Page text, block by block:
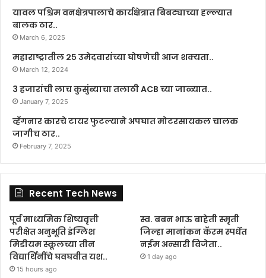
यावल पश्चिम वनक्षेत्रपालाचे कार्यक्षेत्रात बिबट्याच्या हल्ल्यात
बालक ठार..
March 6, 2025
महाराष्ट्रातील २५ उमेदवारांच्या घोषणेची आज शक्यता..
March 12, 2024
3 हजारांची लाच कुसुंब्याचा तलाठी ACB च्या जाळ्यात..
January 7, 2025
व्हॅगनार कारचे टायर फुटल्याने अपघात मोटरसायकल चालक
जागीच ठार..
February 7, 2025
Recent Tech News
पूर्व माध्यमिक शिष्यवृत्ती
परीक्षेत अनुभूति इंग्लिश
मिडीयम स्कूलच्या तीन
विद्यार्थिनींचे घवघवीत यश..
15 hours ago
स्व. बबन भाऊ बाहेती स्मृती
जिल्हा मानांकन कॅरम स्पर्धेत
नईम अन्सारी विजेता..
1 day ago